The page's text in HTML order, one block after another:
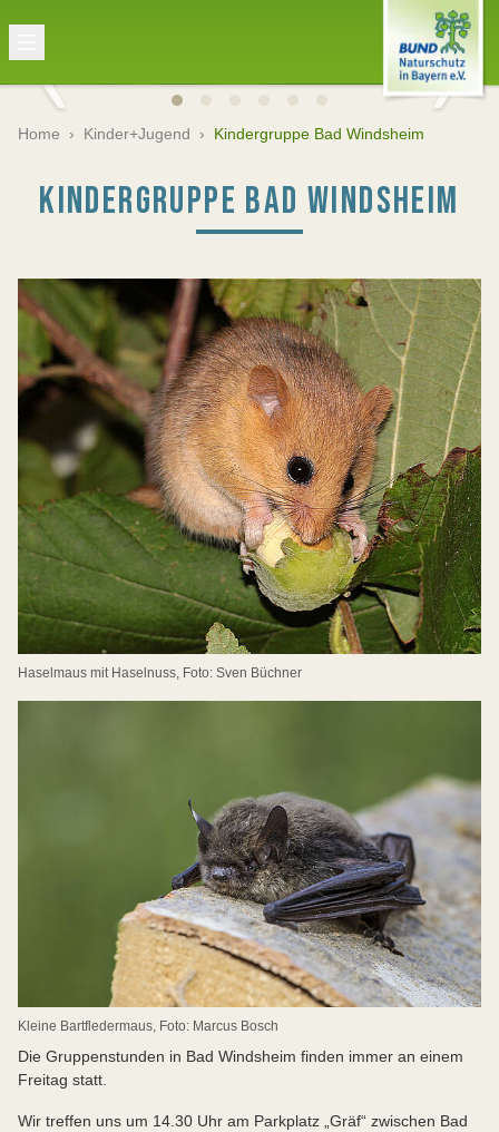
Home › Kinder+Jugend › Kindergruppe Bad Windsheim
KINDERGRUPPE BAD WINDSHEIM
Haselmaus mit Haselnuss, Foto: Sven Büchner
Kleine Bartfledermaus, Foto: Marcus Bosch
Die Gruppenstunden in Bad Windsheim finden immer an einem
Freitag statt.
Wir treffen uns um 14.30 Uhr am Parkplatz „Gräf“ zwischen Bad